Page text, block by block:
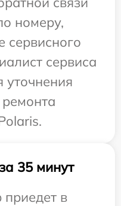
номеру,
сервисного
сервиса
уточнения
35 минут
в